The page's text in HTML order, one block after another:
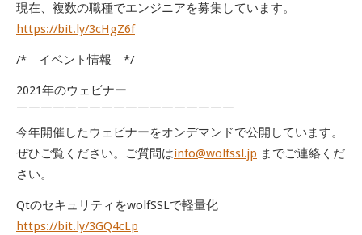
現在、複数の職種でエンジニアを募集しています。
https://bit.ly/3cHgZ6f
/* イベント情報 */
2021年のウェビナー
￣￣￣￣￣￣￣￣￣￣￣￣￣￣￣￣￣￣
今年開催したウェビナーをオンデマンドで公開しています。
ぜひご覧ください。ご質問はinfo@wolfssl.jp までご連絡くだ
さい。
QtのセキュリティをwolfSSLで軽量化
https://bit.ly/3GQ4cLp